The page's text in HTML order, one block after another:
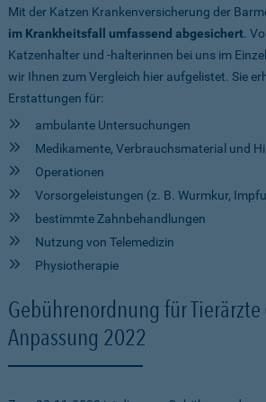
Mit der Katzen Krankenversicherung der
im Krankheitsfall umfassend abgesichert.
Katzenhalter und -halterinnen bei uns im
wir Ihnen zum Vergleich hier aufgelistet. Sie
Erstattungen für:
ambulante Untersuchungen
Medikamente, Verbrauchsmaterial und
Operationen
Vorsorgeleistungen (z. B. Wurmkur,
bestimmte Zahnbehandlungen
Nutzung von Telemedizin
Physiotherapie
Gebührenordnung für Tierärzte
Anpassung 2022